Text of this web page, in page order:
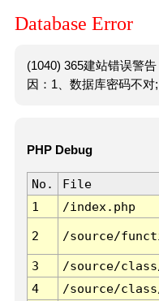
Database Error
(1040) 365建站错误警
因：1、数据库密码不对
PHP Debug
No. File
1
/index.php
2 /source/
3 /source/
4
/source/